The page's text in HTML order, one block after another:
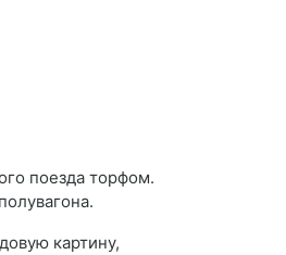
поезда торфом.
картину,